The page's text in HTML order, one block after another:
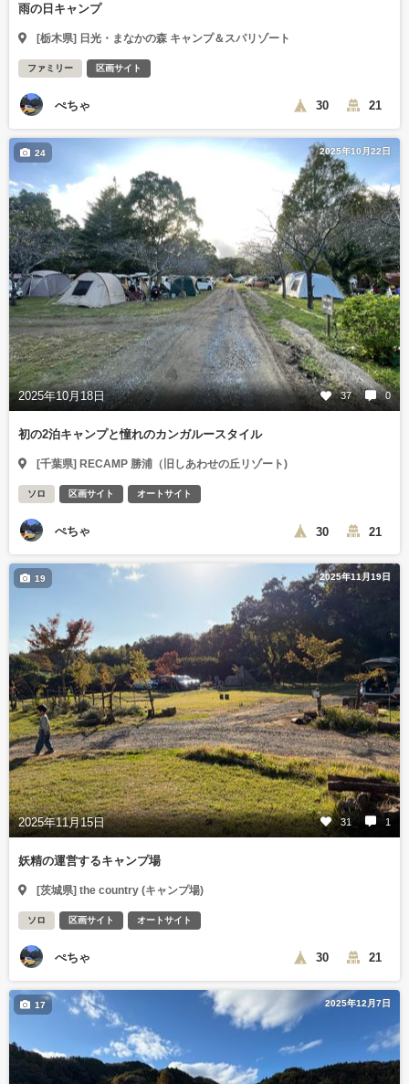
雨の日キャンプ
[栃木県] 日光・まなかの森 キャンプ＆スパリゾート
ファミリー 区画サイト
ぺちゃ 30 21
2025年10月22日
2025年10月18日 37 0
24
初の2泊キャンプと憧れのカンガルースタイル
[千葉県] RECAMP 勝浦（旧しあわせの丘リゾート)
ソロ 区画サイト オートサイト
ぺちゃ 30 21
2025年11月19日
2025年11月15日 31 1
19
妖精の運営するキャンプ場
[茨城県] the country (キャンプ場)
ソロ 区画サイト オートサイト
ぺちゃ 30 21
2025年12月7日
17